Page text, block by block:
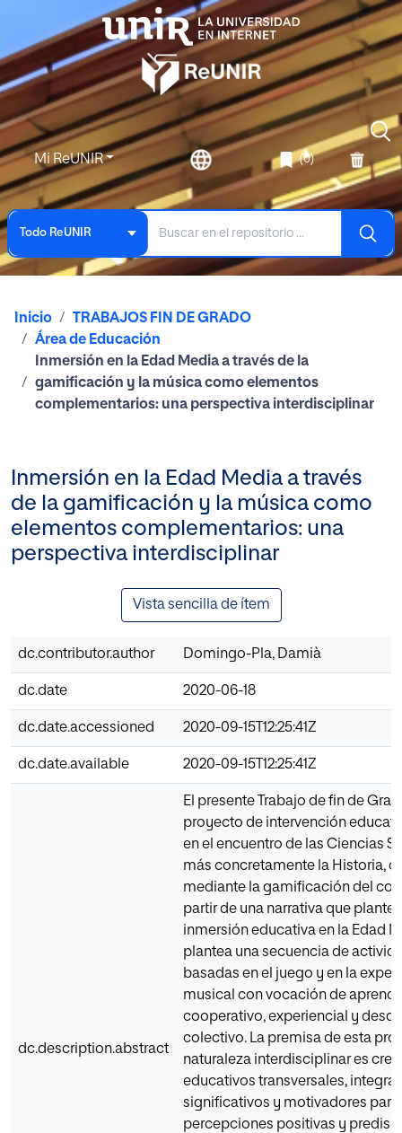
Mi ReUNIR (0)
Todo ReUNIR
Inicio
TRABAJOS FIN DE GRADO
Área de Educación
Inmersión en la Edad Media a través de la
gamificación y la música como elementos
complementarios: una perspectiva interdisciplinar
Inmersión en la Edad Media a través
de la gamificación y la música como
elementos complementarios: una
perspectiva interdisciplinar
Vista sencilla de ítem
dc.contributor.author Domingo-Pla, Damià
dc.date 2020-06-18
dc.date.accessioned 2020-09-15T12:25:41Z
dc.date.available 2020-09-15T12:25:41Z
dc.description.abstract
El presente Trabajo de fin de
proyecto de intervención
en el encuentro de las Ciencias
más concretamente la Historia,
mediante la gamificación del
partir de una narrativa que
inmersión educativa en la Edad
plantea una secuencia de
basadas en el juego y en la
musical con vocación de
cooperativo, experiencial y
colectivo. La premisa de esta
naturaleza interdisciplinar es
educativos transversales,
significativos y motivadores para
percepciones positivas y